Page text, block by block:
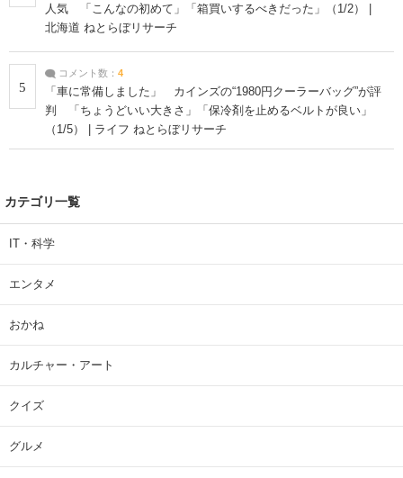
人気 「こんなの初めて」「箱買いするべきだった」（1/2） |
北海道 ねとらぼリサーチ
5
コメント数： 4
「車に常備しました」 カインズの“1980円クーラーバッグ”が評
判 「ちょうどいい大きさ」「保冷剤を止めるベルトが良い」
（1/5） | ライフ ねとらぼリサーチ
カテゴリ一覧
IT・科学
エンタメ
おかね
カルチャー・アート
クイズ
グルメ